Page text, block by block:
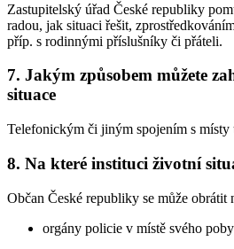
Zastupitelský úřad České republiky
radou, jak situaci řešit,
příp. s rodinnými příslušníky či přáteli.
7. Jakým způsobem můžete
situace
Telefonickým či jiným spojením s místy
8. Na které instituci životní
Občan České republiky se může obrátit
orgány policie v místě svého